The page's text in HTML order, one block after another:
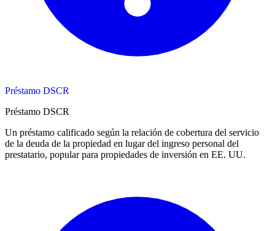
Préstamo DSCR
Préstamo DSCR
Un préstamo calificado según la relación de cobertura del servicio
de la deuda de la propiedad en lugar del ingreso personal del
prestatario, popular para propiedades de inversión en EE. UU.